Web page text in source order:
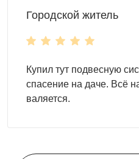
Наполнение
быть:
Городской житель
Купил тут подвесную
спасение на даче. Всё
валяется.